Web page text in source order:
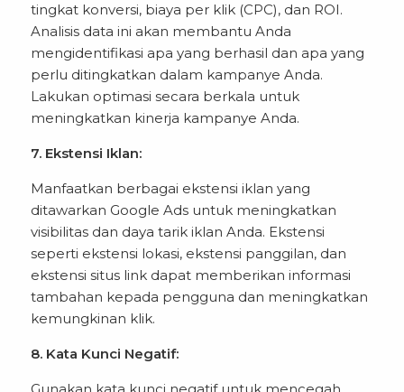
tingkat konversi, biaya per klik (CPC), dan ROI.
Analisis data ini akan membantu Anda
mengidentifikasi apa yang berhasil dan apa yang
perlu ditingkatkan dalam kampanye Anda.
Lakukan optimasi secara berkala untuk
meningkatkan kinerja kampanye Anda.
7. Ekstensi Iklan:
Manfaatkan berbagai ekstensi iklan yang
ditawarkan Google Ads untuk meningkatkan
visibilitas dan daya tarik iklan Anda. Ekstensi
seperti ekstensi lokasi, ekstensi panggilan, dan
ekstensi situs link dapat memberikan informasi
tambahan kepada pengguna dan meningkatkan
kemungkinan klik.
8. Kata Kunci Negatif: